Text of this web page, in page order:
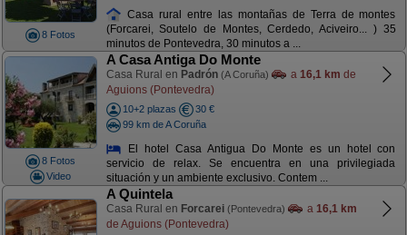
8 Fotos
Casa rural entre las montañas de Terra de montes
(Forcarei, Soutelo de Montes, Cerdedo, Aciveiro... ) 35
minutos de Pontevedra, 30 minutos a ...
8 Fotos
Video
A Casa Antiga Do Monte
Casa Rural en Padrón (A Coruña) a 16,1 km de
Aguions (Pontevedra)
10+2 plazas
30 €
99 km de A Coruña
El hotel Casa Antigua Do Monte es un hotel con
servicio de relax. Se encuentra en una privilegiada
situación y un ambiente exclusivo. Contem ...
A Quintela
Casa Rural en Forcarei (Pontevedra) a 16,1 km
de Aguions (Pontevedra)